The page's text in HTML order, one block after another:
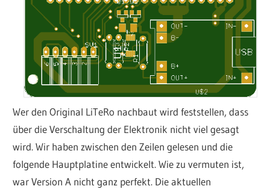
Wer den Original LiTeRo nachbaut wird feststellen, dass
über die Verschaltung der Elektronik nicht viel gesagt
wird. Wir haben zwischen den Zeilen gelesen und die
folgende Hauptplatine entwickelt. Wie zu vermuten ist,
war Version A nicht ganz perfekt. Die aktuellen